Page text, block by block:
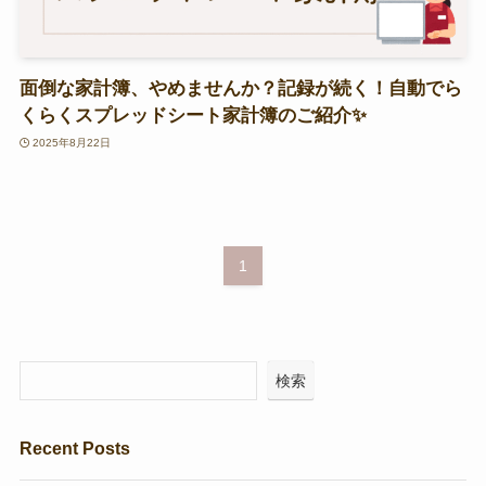
面倒な家計簿、やめませんか？記録が続く！自動でら
くらくスプレッドシート家計簿のご紹介✨
2025年8月22日
1
検索
Recent Posts